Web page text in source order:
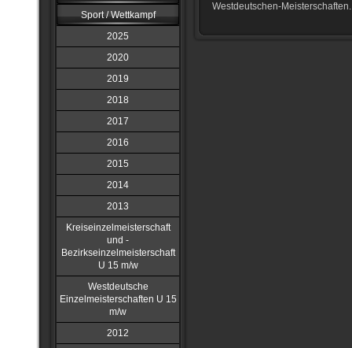
Sport / Wettkampf
2025
2020
2019
2018
2017
2016
2015
2014
2013
Kreiseinzelmeisterschaft
und -
Bezirkseinzelmeisterschaft
U 15 m/w
Westdeutsche
Einzelmeisterschaften U 15
m/w
2012
Westdeutschen-